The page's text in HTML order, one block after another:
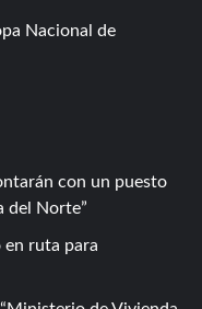
Nacional de
con un puesto
del Norte
en ruta para